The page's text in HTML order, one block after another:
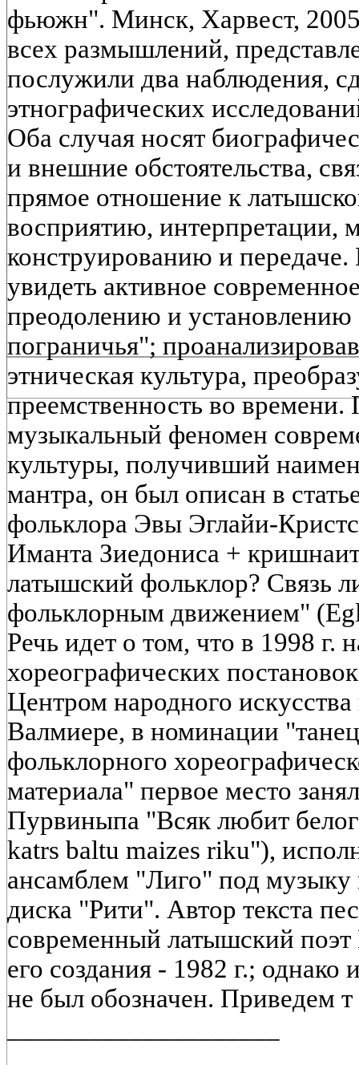
фьюжн". Минск, Харвест,
всех размышлений,
послужили два наблюдения,
этнографических
Оба случая носят
и внешние обстоятельства,
прямое отношение к
восприятию, интерпретации,
конструированию и
увидеть активное
преодолению и установлению
пограничья";
этническая культура,
преемственность во времени.
музыкальный феномен
культуры, получивший
мантра, он был описан в
фольклора Эвы Эглайи-
Иманта Зиедониса +
латышский фольклор? Связь
фольклорным движением"
Речь идет о том, что в 1998 г.
хореографических
Центром народного
Валмиере, в номинации
фольклорного
материала" первое место
Пурвиныпа "Всяк любит
katrs baltu maizes riku"),
ансамблем "Лиго" под
диска "Рити". Автор текста
современный латышский
его создания - 1982 г.;
не был обозначен. Приведем